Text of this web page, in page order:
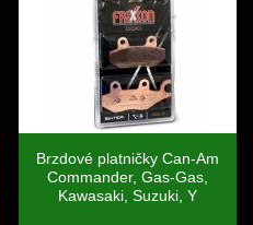
Brzdové platničky Can-Am
Commander, Gas-Gas,
Kawasaki, Suzuki, Y